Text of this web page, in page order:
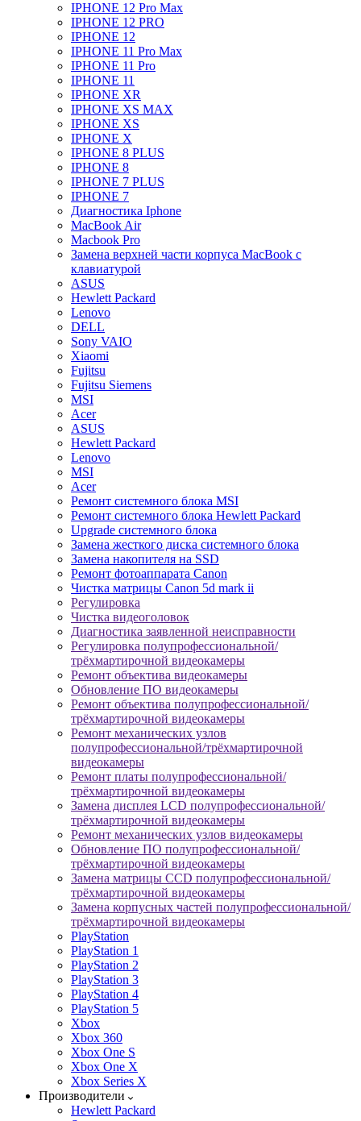
IPHONE 12 Pro Max
IPHONE 12 PRO
IPHONE 12
IPHONE 11 Pro Max
IPHONE 11 Pro
IPHONE 11
IPHONE XR
IPHONE XS MAX
IPHONE XS
IPHONE X
IPHONE 8 PLUS
IPHONE 8
IPHONE 7 PLUS
IPHONE 7
Диагностика Iphone
MacBook Air
Macbook Pro
Замена верхней части корпуса MacBook с
клавиатурой
ASUS
Hewlett Packard
Lenovo
DELL
Sony VAIO
Xiaomi
Fujitsu
Fujitsu Siemens
MSI
Acer
ASUS
Hewlett Packard
Lenovo
MSI
Acer
Ремонт системного блока MSI
Ремонт системного блока Hewlett Packard
Upgrade системного блока
Замена жесткого диска системного блока
Замена накопителя на SSD
Ремонт фотоаппарата Canon
Чистка матрицы Canon 5d mark ii
Регулировка
Чистка видеоголовок
Диагностика заявленной неисправности
Регулировка полупрофессиональной/
трёхмартирочной видеокамеры
Ремонт объектива видеокамеры
Обновление ПО видеокамеры
Ремонт объектива полупрофессиональной/
трёхмартирочной видеокамеры
Ремонт механических узлов
полупрофессиональной/трёхмартирочной
видеокамеры
Ремонт платы полупрофессиональной/
трёхмартирочной видеокамеры
Замена дисплея LCD полупрофессиональной/
трёхмартирочной видеокамеры
Ремонт механических узлов видеокамеры
Обновление ПО полупрофессиональной/
трёхмартирочной видеокамеры
Замена матрицы CCD полупрофессиональной/
трёхмартирочной видеокамеры
Замена корпусных частей полупрофессиональной/
трёхмартирочной видеокамеры
PlayStation
PlayStation 1
PlayStation 2
PlayStation 3
PlayStation 4
PlayStation 5
Xbox
Xbox 360
Xbox One S
Xbox One X
Xbox Series X
Производители
Hewlett Packard